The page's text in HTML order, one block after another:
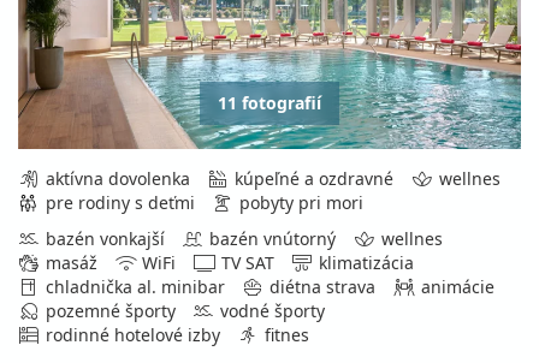
11 fotografií
aktívna dovolenka kúpeľné a ozdravné
wellnes
pre rodiny s deťmi
pobyty pri mori
bazén vonkajší
bazén vnútorný
wellnes
masáž
WiFi TV SAT
klimatizácia
chladnička al. minibar
diétna strava
animácie
pozemné športy
vodné športy
rodinné hotelové izby
fitnes